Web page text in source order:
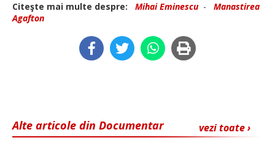
Citeşte mai multe despre: Mihai Eminescu- Manastirea
Agafton
vezi toate ›
Alte articole din Documentar